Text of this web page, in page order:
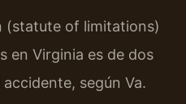
(statute of limitations)
en Virginia es de dos
según Va.